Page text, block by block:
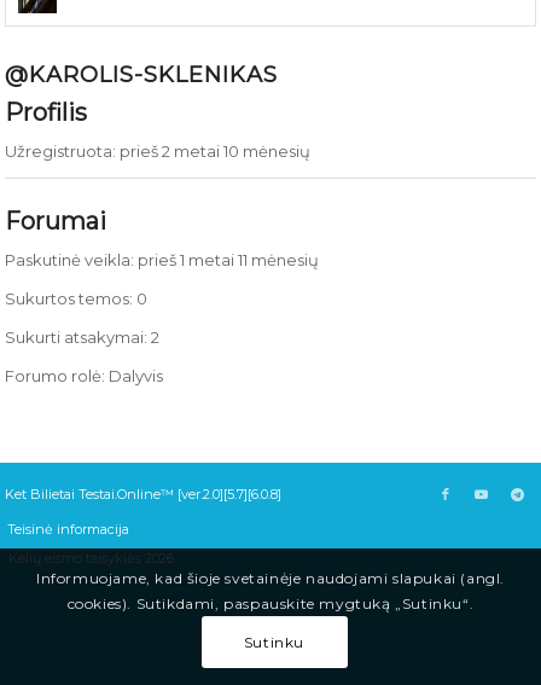
@KAROLIS-SKLENIKAS
Profilis
Užregistruota: prieš 2 metai 10 mėnesių
Forumai
Paskutinė veikla: prieš 1 metai 11 mėnesių
Sukurtos temos: 0
Sukurti atsakymai: 2
Forumo rolė: Dalyvis
Ket Bilietai Testai.Online™ [ver.2.0][5.7][6.0.8]
Teisinė informacija
Kelių eismo taisyklės 2026
Informuojame, kad šioje svetainėje naudojami slapukai (angl.
cookies). Sutikdami, paspauskite mygtuką „Sutinku“.
Sutinku